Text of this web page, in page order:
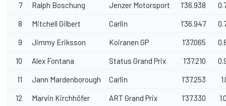
7 Ralph Boschung Jenzer Motorsport 1'36.938
8 Mitchell Gilbert Carlin 1'36.947
9 Jimmy Eriksson Koiranen GP 1'37.065
10 Alex Fontana Status Grand Prix 1'37.210
11 Jann Mardenborough Carlin 1'37.253
12 Marvin Kirchhöfer ART Grand Prix 1'37.330